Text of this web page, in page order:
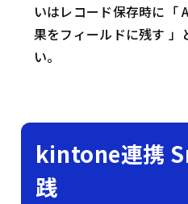
いはレコード保存時に「
果をフィールドに残す
い。
kintone連携
践